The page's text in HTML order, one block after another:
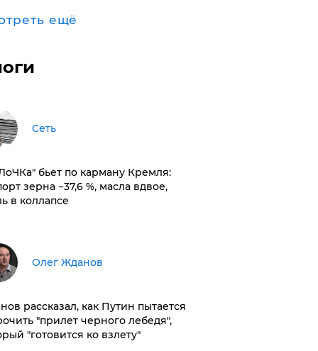
ещё
Сеть
бьет по карману Кремля:
зерна −37,6 %, масла вдвое,
в коллапсе
Олег Жданов
рассказал, как Путин пытается
"прилет черного лебедя",
"готовится ко взлету"